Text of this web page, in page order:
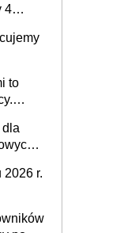
4
to
po
2026 r.